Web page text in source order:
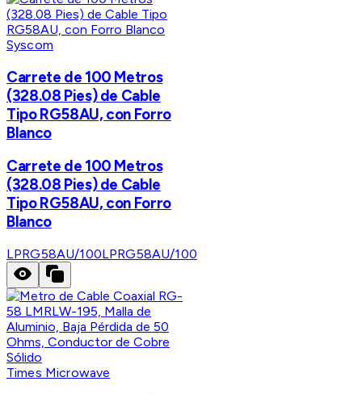
Syscom
Carrete de 100 Metros
(328.08 Pies) de Cable
Tipo RG58AU, con Forro
Blanco
Carrete de 100 Metros
(328.08 Pies) de Cable
Tipo RG58AU, con Forro
Blanco
LPRG58AU/100LPRG58AU/100
Times Microwave